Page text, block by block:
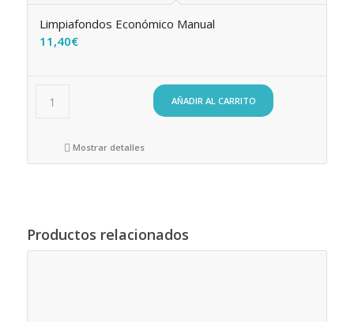
Limpiafondos Económico Manual
11,40€
AÑADIR AL CARRITO
Mostrar detalles
Productos relacionados